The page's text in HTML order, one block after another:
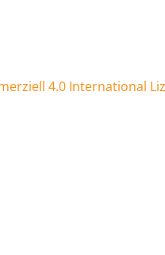
4.0 International